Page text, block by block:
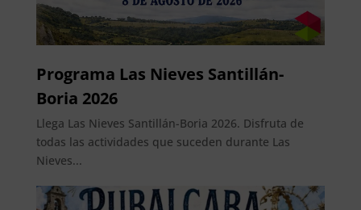
Programa Las Nieves Santillán-
Boria 2026
Llega Las Nieves Santillán-Boria 2026. Disfruta de
todas las actividades que suceden durante Las
Nieves...